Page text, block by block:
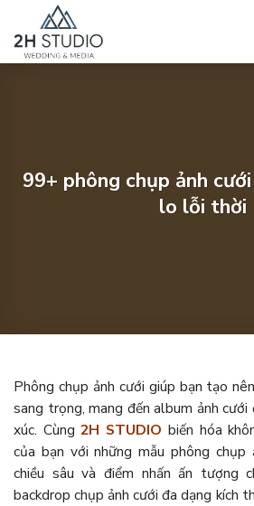
qua
99+ phông chụp ảnh
lo lỗi thời
Phông chụp ảnh cưới giúp bạn tạo
sang trọng, mang đến album ảnh cưới
xúc. Cùng2H STUDIO biến hóa
của bạn với những mẫu phông
chiều sâu và điểm nhấn ấn tượng
backdrop chụp ảnh cưới đa dạng kích